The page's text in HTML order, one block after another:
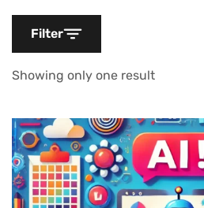
Filter
Showing only one result